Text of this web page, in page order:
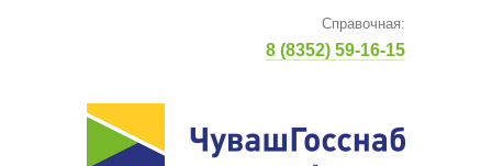
Справочная:
8 (8352) 59-16-15